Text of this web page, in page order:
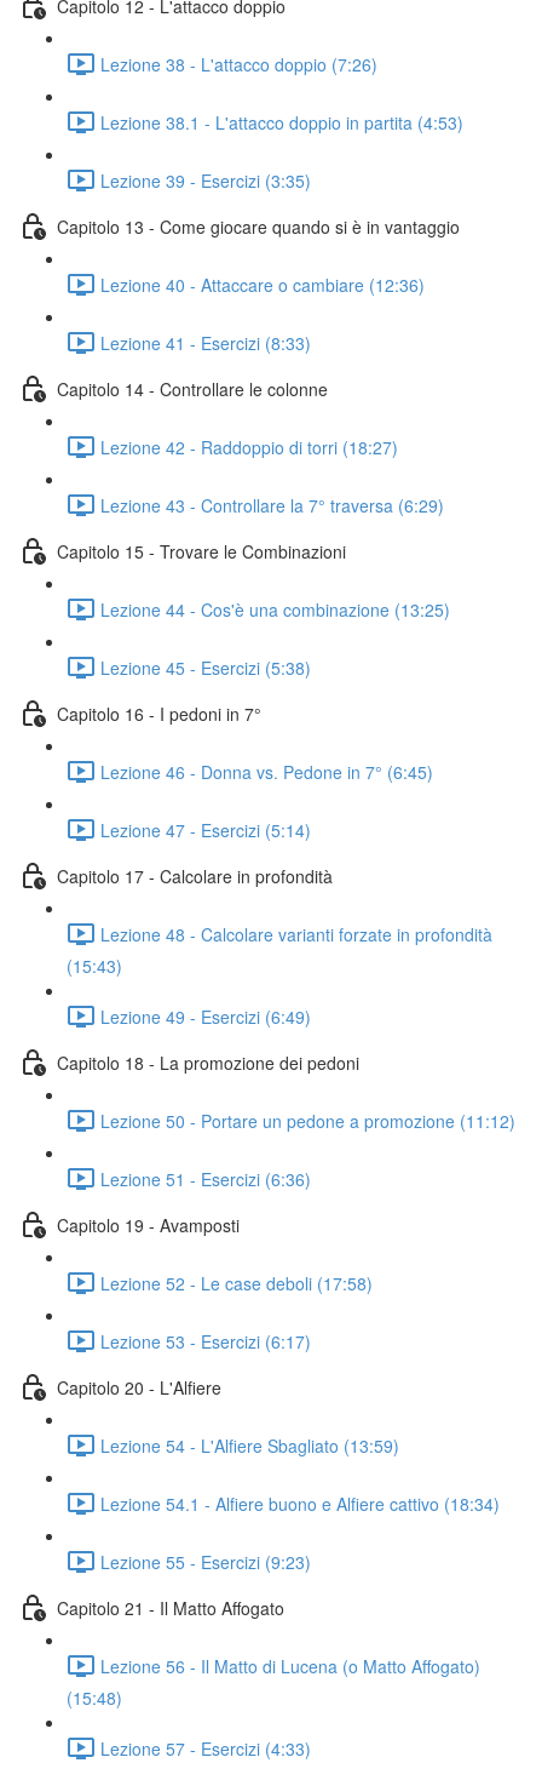
Capitolo 12 - L'attacco doppio
Lezione 38 - L'attacco doppio (7:26)
Lezione 38.1 - L'attacco doppio in partita (4:53)
Lezione 39 - Esercizi (3:35)
Capitolo 13 - Come giocare quando si è in vantaggio
Lezione 40 - Attaccare o cambiare (12:36)
Lezione 41 - Esercizi (8:33)
Capitolo 14 - Controllare le colonne
Lezione 42 - Raddoppio di torri (18:27)
Lezione 43 - Controllare la 7° traversa (6:29)
Capitolo 15 - Trovare le Combinazioni
Lezione 44 - Cos'è una combinazione (13:25)
Lezione 45 - Esercizi (5:38)
Capitolo 16 - I pedoni in 7°
Lezione 46 - Donna vs. Pedone in 7° (6:45)
Lezione 47 - Esercizi (5:14)
Capitolo 17 - Calcolare in profondità
Lezione 48 - Calcolare varianti forzate in profondità
(15:43)
Lezione 49 - Esercizi (6:49)
Capitolo 18 - La promozione dei pedoni
Lezione 50 - Portare un pedone a promozione (11:12)
Lezione 51 - Esercizi (6:36)
Capitolo 19 - Avamposti
Lezione 52 - Le case deboli (17:58)
Lezione 53 - Esercizi (6:17)
Capitolo 20 - L'Alfiere
Lezione 54 - L'Alfiere Sbagliato (13:59)
Lezione 54.1 - Alfiere buono e Alfiere cattivo (18:34)
Lezione 55 - Esercizi (9:23)
Capitolo 21 - Il Matto Affogato
Lezione 56 - Il Matto di Lucena (o Matto Affogato)
(15:48)
Lezione 57 - Esercizi (4:33)